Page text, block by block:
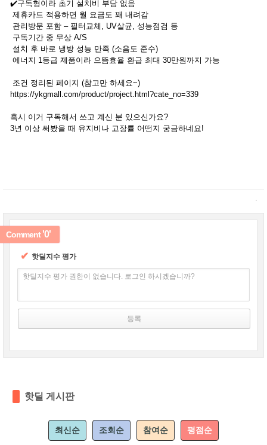
✔️구독형이라 초기 설치비 부담 없음
제휴카드 적용하면 월 요금도 꽤 내려감
관리방문 포함 – 필터교체, UV살균, 성능점검 등
구독기간 중 무상 A/S
설치 후 바로 냉방 성능 만족 (소음도 준수)
에너지 1등급 제품이라 으뜸효율 환급 최대 30만원까지 가능
조건 정리된 페이지 (참고만 하세요~)
https://ykgmall.com/product/project.html?cate_no=339
혹시 이거 구독해서 쓰고 계신 분 있으신가요?
3년 이상 써봤을 때 유지비나 고장률 어떤지 궁금하네요!
✔ 핫딜지수 평가
핫딜지수 평가 권한이 없습니다. 로그인 하시겠습니까?
Comment'0'
핫딜 게시판
최신순 조회순 참여순 평점순